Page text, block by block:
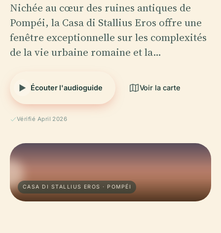
Nichée au cœur des ruines antiques de
Pompéi, la Casa di Stallius Eros offre une
fenêtre exceptionnelle sur les complexités
de la vie urbaine romaine et la…
Écouter l'audioguide Voir la carte
Vérifié April 2026
CASA DI STALLIUS EROS · POMPÉI